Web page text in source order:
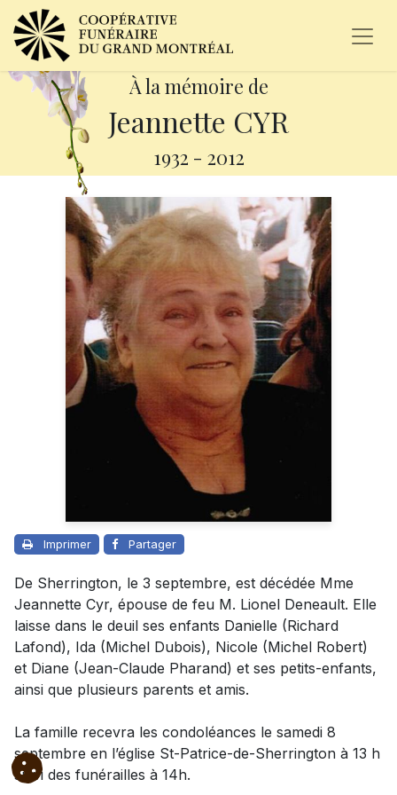
À la mémoire de
Jeannette CYR
1932 - 2012
Imprimer Partager
De Sherrington, le 3 septembre, est décédée Mme
Jeannette Cyr, épouse de feu M. Lionel Deneault. Elle
laisse dans le deuil ses enfants Danielle (Richard
Lafond), Ida (Michel Dubois), Nicole (Michel Robert)
et Diane (Jean-Claude Pharand) et ses petits-enfants,
ainsi que plusieurs parents et amis.
La famille recevra les condoléances le samedi 8
septembre en l’église St-Patrice-de-Sherrington à 13 h
suivi des funérailles à 14h.